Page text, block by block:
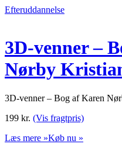
Efteruddannelse
3D-venner –
Nørby
3D-venner – Bog af Karen
199 kr. (Vis fragtpris)
Læs mere »Køb nu »